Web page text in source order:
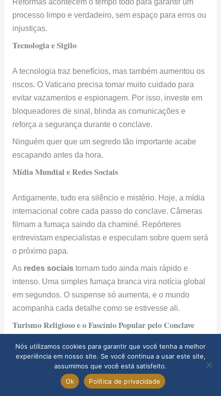
processo limpo e verdadeiro, sem espaço para erros ou
injustiças.
Tecnologia e Sigilo
A tecnologia traz benefícios, mas também aumentou os
riscos. O Vaticano precisa tomar muito cuidado para
evitar vazamentos e espionagem. Por isso, investe em
bloqueadores de sinal, blinda as comunicações e
reforça a segurança durante o conclave.
Ninguém quer que um segredo tão importante acabe
escapando antes da hora.
Mídia Mundial e Redes Sociais
Antigamente, tudo era silêncio e mistério. Hoje, a mídia
internacional cobre cada passo do conclave. Câmeras
filmam a fumaça saindo da chaminé. Repórteres
entrevistam especialistas e especulam sobre quem será
o próximo papa.
As redes sociais tornam tudo ainda mais rápido e
intenso. Uma simples fumaça branca vira notícia global
em segundos. O suspense só aumenta, e o mundo
acompanha cada detalhe como se estivesse ali.
Turismo Religioso e o Fascínio Popular pelo Conclave
O conclave não mexe só com a fé. Ele também
movimenta o turismo em Roma. Quando o conclave
começa, a cidade ganha outro ritmo.
Nós utilizamos cookies para garantir que você tenha a melhor
experiência em nosso site. Se você continua a usar este site,
assumimos que você está satisfeito.
Ok
Política de privacidade